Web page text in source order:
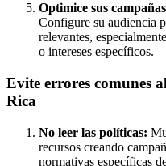
Optimice sus
Configure su audiencia
relevantes,
o intereses específicos.
Evite errores comunes
Rica
No leer las políticas:
recursos creando
normativas específicas